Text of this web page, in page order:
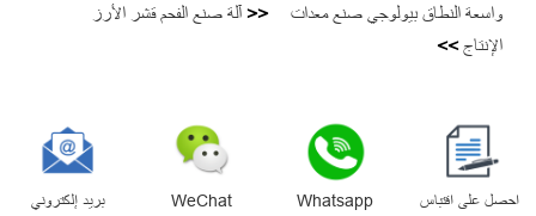
<< آلة صنع الفحم قشر الأرز
واسعة النطاق بيولوجي صنع معدات
الإنتاج>>
رسالة
احصل على اقتباس Whatsapp
WeChat بريد إلكتروني